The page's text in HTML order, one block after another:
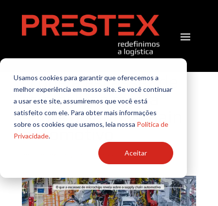
Usamos cookies para garantir que oferecemos a
melhor experiência em nosso site. Se você continuar
a usar este site, assumiremos que você está
satisfeito com ele. Para obter mais informações
sobre os cookies que usamos, leia nossa Política de
Privacidade.
Aceitar
O que a escassez de
microchips revela
sobre o supply chain
automotivo
Supply Chain